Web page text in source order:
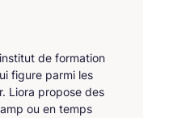
de formation
figure parmi les
Liora propose des
ou en temps